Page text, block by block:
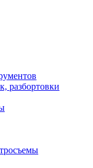
разбортовки